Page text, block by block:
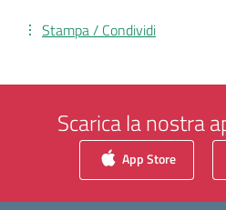
Stampa / Condividi
Scarica la nostra
App Store